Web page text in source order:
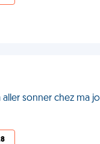
sonner chez ma